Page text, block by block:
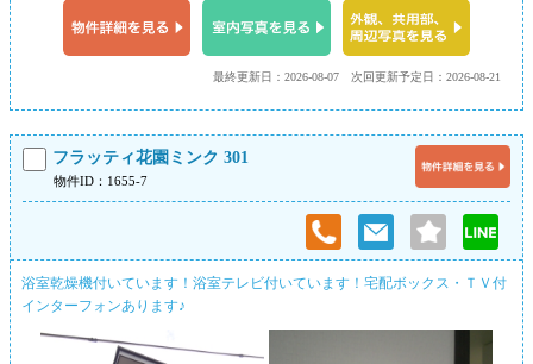
次回更新予定日：2026-08-21
最終更新日：2026-08-07
フラッティ花園ミンク 301
物件ID：1655-7
浴室乾燥機付いています！浴室テレビ付いています！宅配ボックス・ＴＶ付
インターフォンあります♪